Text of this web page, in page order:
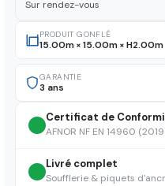
Sur rendez-vous
PRODUIT GONFLÉ
15.00m × 15.00m × H2.00m
GARANTIE
3 ans
Certificat de
AFNOR NF EN 14960
Livré complet
Soufflerie & piquets